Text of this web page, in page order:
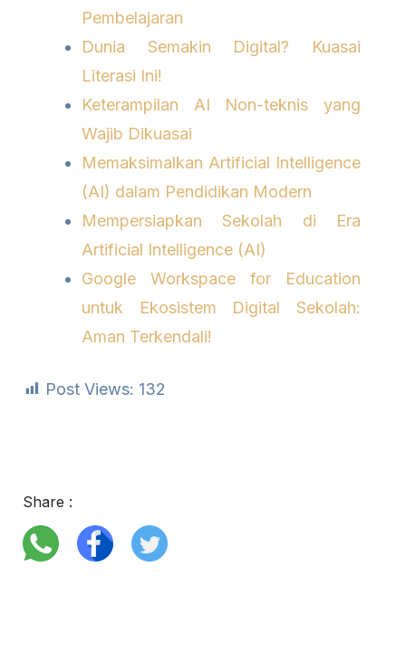
Pembelajaran
Dunia Semakin Digital? Kuasai
Literasi Ini!
Keterampilan AI Non-teknis yang
Wajib Dikuasai
Memaksimalkan Artificial Intelligence
(AI) dalam Pendidikan Modern
Mempersiapkan Sekolah di Era
Artificial Intelligence (AI)
Google Workspace for Education
untuk Ekosistem Digital Sekolah:
Aman Terkendali!
Post Views: 132
Share :